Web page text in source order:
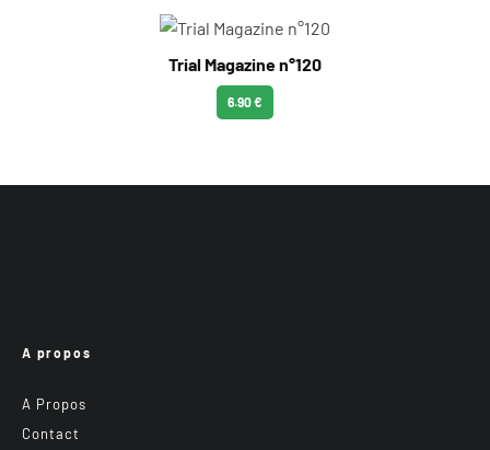
Trial Magazine n°120
6.90 €
A propos
A Propos
Contact